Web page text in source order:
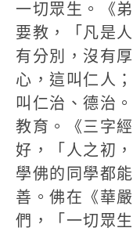
一切眾生。《
要教，「凡是
有分別，沒有
心，這叫仁人
叫仁治、德治
教育。《三字
好，「人之初
學佛的同學都
善。佛在《華
們，「一切眾